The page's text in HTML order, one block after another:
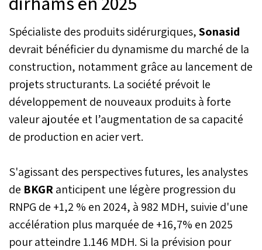
Spécialiste des produits sidérurgiques,Sonasid
devrait bénéficier du dynamisme du marché de la
construction, notamment grâce au lancement de
projets structurants. La société prévoit le
développement de nouveaux produits à forte
valeur ajoutée et l’augmentation de sa capacité
de production en acier vert.
S'agissant des perspectives futures, les analystes
de BKGRanticipent une légère progression du
RNPG de +1,2 % en 2024, à 982 MDH, suivie d'une
accélération plus marquée de +16,7% en 2025
pour atteindre 1.146 MDH. Si la prévision pour